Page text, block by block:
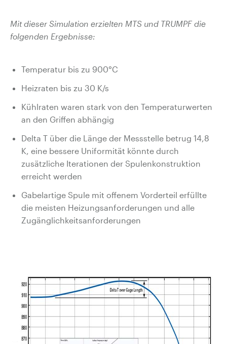
Mit dieser Simulation erzielten MTS und TRUMPF die
folgenden Ergebnisse:
Temperatur bis zu 900°C
Heizraten bis zu 30 K/s
Kühlraten waren stark von den Temperaturwerten
an den Griffen abhängig
Delta T über die Länge der Messstelle betrug 14,8
K, eine bessere Uniformität könnte durch
zusätzliche Iterationen der Spulenkonstruktion
erreicht werden
Gabelartige Spule mit offenem Vorderteil erfüllte
die meisten Heizungsanforderungen und alle
Zugänglichkeitsanforderungen